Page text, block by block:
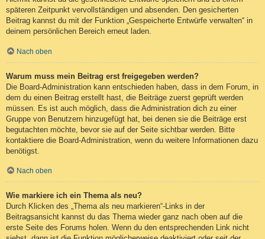
späteren Zeitpunkt vervollständigen und absenden. Den gesicherten
Beitrag kannst du mit der Funktion „Gespeicherte Entwürfe verwalten“ in
deinem persönlichen Bereich erneut laden.
Nach oben
Warum muss mein Beitrag erst freigegeben werden?
Die Board-Administration kann entschieden haben, dass in dem Forum, in
dem du einen Beitrag erstellt hast, die Beiträge zuerst geprüft werden
müssen. Es ist auch möglich, dass die Administration dich zu einer
Gruppe von Benutzern hinzugefügt hat, bei denen sie die Beiträge erst
begutachten möchte, bevor sie auf der Seite sichtbar werden. Bitte
kontaktiere die Board-Administration, wenn du weitere Informationen dazu
benötigst.
Nach oben
Wie markiere ich ein Thema als neu?
Durch Klicken des „Thema als neu markieren“-Links in der
Beitragsansicht kannst du das Thema wieder ganz nach oben auf die
erste Seite des Forums holen. Wenn du den entsprechenden Link nicht